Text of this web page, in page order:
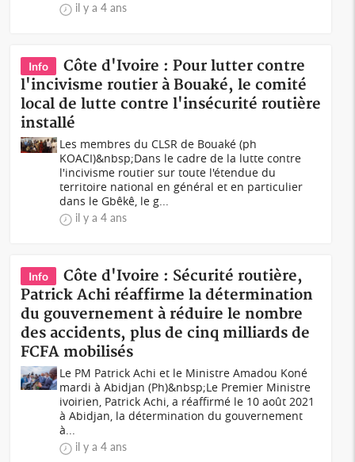
il y a 4 ans
Info
Côte d'Ivoire : Pour lutter contre
l'incivisme routier à Bouaké, le comité
local de lutte contre l'insécurité routière
installé
Les membres du CLSR de Bouaké (ph
KOACI)&nbsp;Dans le cadre de la lutte contre
l'incivisme routier sur toute l'étendue du
territoire national en général et en particulier
dans le Gbêkê, le g...
il y a 4 ans
Info
Côte d'Ivoire : Sécurité routière,
Patrick Achi réaffirme la détermination
du gouvernement à réduire le nombre
des accidents, plus de cinq milliards de
FCFA mobilisés
Le PM Patrick Achi et le Ministre Amadou Koné
mardi à Abidjan (Ph)&nbsp;Le Premier Ministre
ivoirien, Patrick Achi, a réaffirmé le 10 août 2021
à Abidjan, la détermination du gouvernement
à...
il y a 4 ans